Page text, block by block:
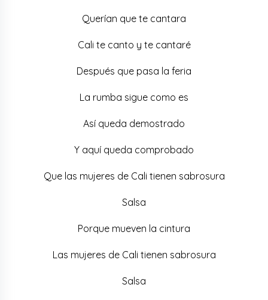
Querían que te cantara
Cali te canto y te cantaré
Después que pasa la feria
La rumba sigue como es
Así queda demostrado
Y aquí queda comprobado
Que las mujeres de Cali tienen sabrosura
Salsa
Porque mueven la cintura
Las mujeres de Cali tienen sabrosura
Salsa